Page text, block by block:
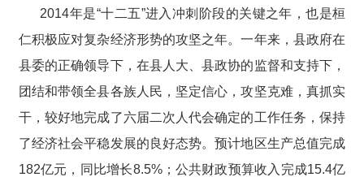
2014年是“十二五”进入冲刺阶段的关键之年，也是桓
仁积极应对复杂经济形势的攻坚之年。一年来，县政府在
县委的正确领导下，在县人大、县政协的监督和支持下，
团结和带领全县各族人民，坚定信心，攻坚克难，真抓实
干，较好地完成了六届二次人代会确定的工作任务，保持
了经济社会平稳发展的良好态势。预计地区生产总值完成
182亿元，同比增长8.5%；公共财政预算收入完成15.4亿